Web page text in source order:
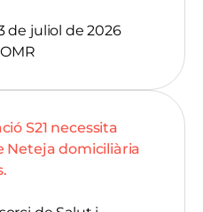
de juliol de 2026
S21 necessita
Neteja domiciliària